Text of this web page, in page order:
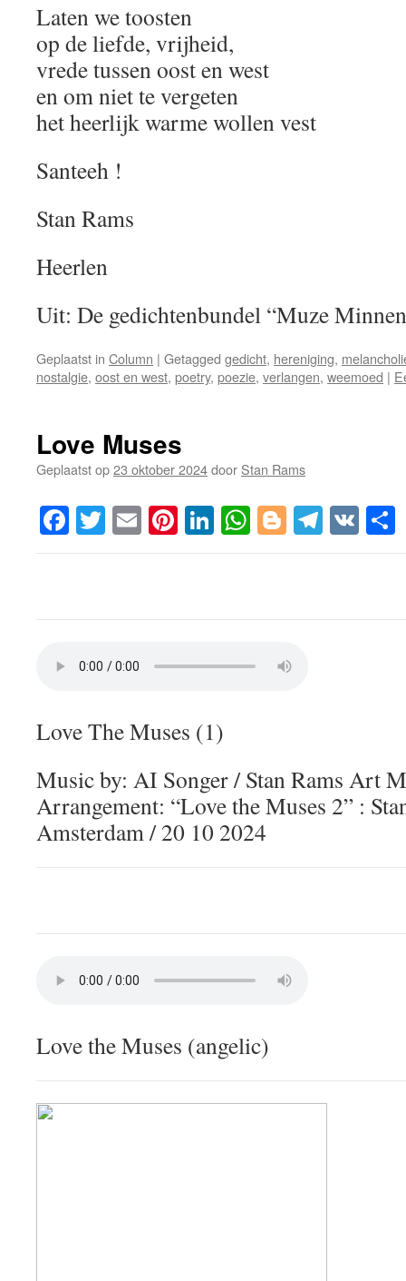
Laten we toosten
op de liefde, vrijheid,
vrede tussen oost en west
en om niet te vergeten
het heerlijk warme wollen vest
Santeeh !
Stan Rams
Heerlen
Uit: De gedichtenbundel “Muze
Geplaatst in Column | Getagged gedicht, hereniging,
nostalgie, oost en west, poetry, poezie, verlangen, weemoed |
Love Muses
Geplaatst op23 oktober 2024door Stan Rams
Facebook
Twitter
EmailPinterest
LinkedIn
WhatsApp
BloggerVK
Love The Muses (1)
Music by: AI Songer / Stan Rams Art
Arrangement: “Love the Muses 2” :
Amsterdam / 20 10 2024
Love the Muses (angelic)